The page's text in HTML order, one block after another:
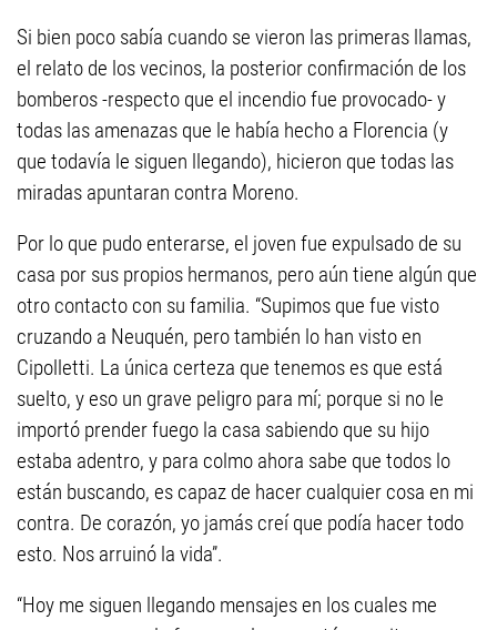
Si bien poco sabía cuando se vieron las primeras llamas,
el relato de los vecinos, la posterior confirmación de los
bomberos -respecto que el incendio fue provocado- y
todas las amenazas que le había hecho a Florencia (y
que todavía le siguen llegando), hicieron que todas las
miradas apuntaran contra Moreno.
Por lo que pudo enterarse, el joven fue expulsado de su
casa por sus propios hermanos, pero aún tiene algún que
otro contacto con su familia. “Supimos que fue visto
cruzando a Neuquén, pero también lo han visto en
Cipolletti. La única certeza que tenemos es que está
suelto, y eso un grave peligro para mí; porque si no le
importó prender fuego la casa sabiendo que su hijo
estaba adentro, y para colmo ahora sabe que todos lo
están buscando, es capaz de hacer cualquier cosa en mi
contra. De corazón, yo jamás creí que podía hacer todo
esto. Nos arruinó la vida”.
“Hoy me siguen llegando mensajes en los cuales me